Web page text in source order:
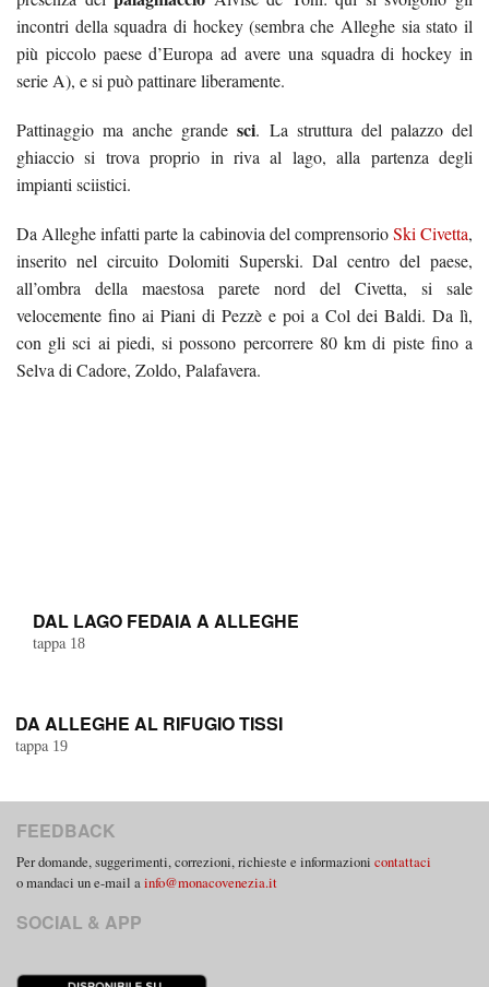
incontri della squadra di hockey (sembra che Alleghe sia stato il
più piccolo paese d’Europa ad avere una squadra di hockey in
serie A), e si può pattinare liberamente.
Pattinaggio ma anche grande sci. La struttura del palazzo del
ghiaccio si trova proprio in riva al lago, alla partenza degli
impianti sciistici.
Da Alleghe infatti parte la cabinovia del comprensorioSki Civetta,
inserito nel circuito Dolomiti Superski. Dal centro del paese,
all’ombra della maestosa parete nord del Civetta, si sale
velocemente fino ai Piani di Pezzè e poi a Col dei Baldi. Da lì,
con gli sci ai piedi, si possono percorrere 80 km di piste fino a
Selva di Cadore, Zoldo, Palafavera.
DAL LAGO FEDAIA A ALLEGHE
tappa 18
DA ALLEGHE AL RIFUGIO TISSI
tappa 19
FEEDBACK
Per domande, suggerimenti, correzioni, richieste e informazioni contattaci
o mandaci un e-mail a info@monacovenezia.it
SOCIAL & APP